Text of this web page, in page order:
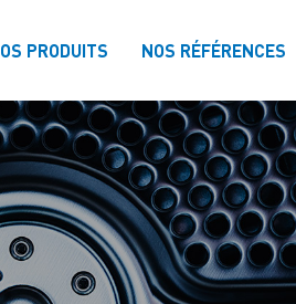
PRODUITS NOS RÉFÉRENCES